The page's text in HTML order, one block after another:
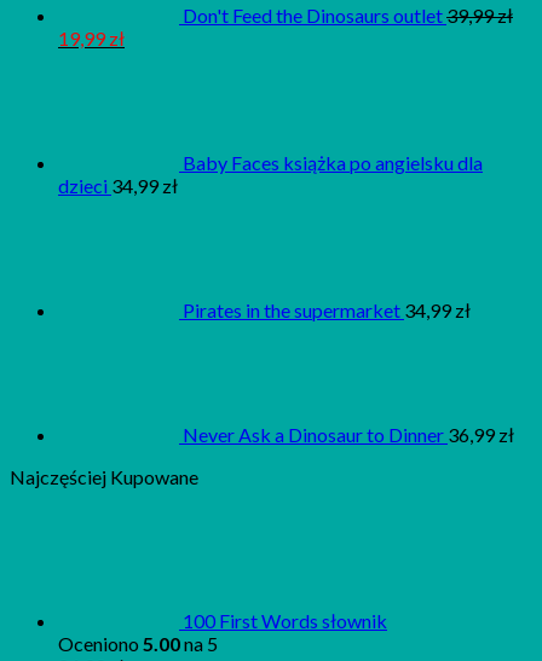
Don't Feed the Dinosaurs outlet39,99zł
19,99zł
Baby Faces książka po angielsku dla
dzieci 34,99 zł
Pirates in the supermarket 34,99 zł
Never Ask a Dinosaur to Dinner 36,99 zł
Najczęściej Kupowane
100 First Words słownik
Oceniono 5.00na 5